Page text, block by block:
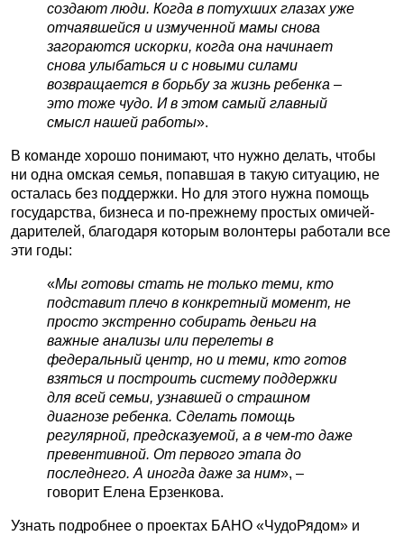
создают люди. Когда в потухших глазах уже
отчаявшейся и измученной мамы снова
загораются искорки, когда она начинает
снова улыбаться и с новыми силами
возвращается в борьбу за жизнь ребенка –
это тоже чудо. И в этом самый главный
смысл нашей работы».
В команде хорошо понимают, что нужно делать, чтобы
ни одна омская семья, попавшая в такую ситуацию, не
осталась без поддержки. Но для этого нужна помощь
государства, бизнеса и по-прежнему простых омичей-
дарителей, благодаря которым волонтеры работали все
эти годы:
«Мы готовы стать не только теми, кто
подставит плечо в конкретный момент, не
просто экстренно собирать деньги на
важные анализы или перелеты в
федеральный центр, но и теми, кто готов
взяться и построить систему поддержки
для всей семьи, узнавшей о страшном
диагнозе ребенка. Сделать помощь
регулярной, предсказуемой, а в чем-то даже
превентивной. От первого этапа до
последнего. А иногда даже за ним», –
говорит Елена Ерзенкова.
Узнать подробнее о проектах БАНО «ЧудоРядом» и